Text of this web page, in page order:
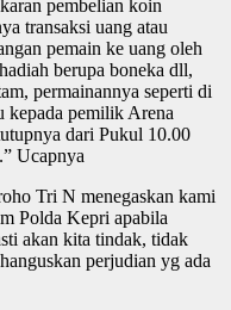
pembelian koin
transaksi uang atau
pemain ke uang oleh
berupa boneka dll,
permainannya seperti di
kepada pemilik Arena
dari Pukul 10.00
Ucapnya
Tri N menegaskan kami
Polda Kepri apabila
akan kita tindak, tidak
perjudian yg ada